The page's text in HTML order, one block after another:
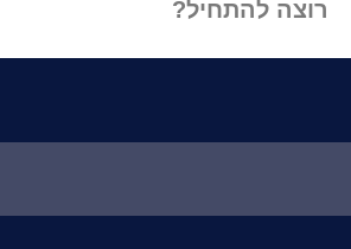
רוצה להתחיל?